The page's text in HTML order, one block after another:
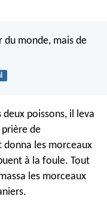
du monde, mais de
poissons, il leva
prière de
donna les morceaux
à la foule. Tout
les morceaux